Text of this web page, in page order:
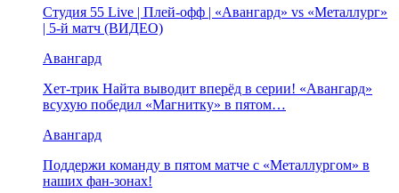
Студия 55 Live | Плей-офф | «Авангард» vs «Металлург»
| 5-й матч (ВИДЕО)
Авангард
Хет-трик Найта выводит вперёд в серии! «Авангард»
всухую победил «Магнитку» в пятом…
Авангард
Поддержи команду в пятом матче с «Металлургом» в
наших фан-зонах!